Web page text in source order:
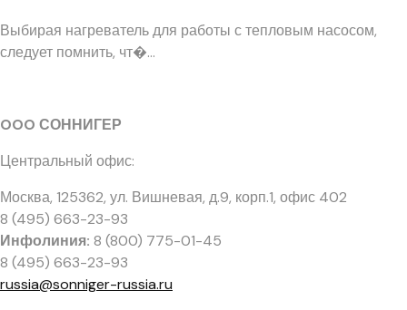
Выбирая нагреватель для работы с тепловым насосом,
следует помнить, чт�...
OOO СОННИГЕР
Центральный офис:
Москва, 125362, ул. Вишневая, д.9, корп.1, офис 402
8 (495) 663-23-93
Инфолиния: 8 (800) 775-01-45
8 (495) 663-23-93
russia@sonniger-russia.ru